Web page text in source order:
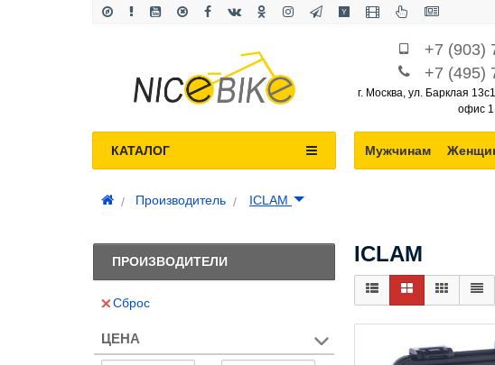
+7 (903)
+7 (495)
г. Москва, ул. Барклая
офис 1
Мужчинам
КАТАЛОГ
Производитель ICLAM
ПРОИЗВОДИТЕЛИ
Сброс
ЦЕНА
ICLAM